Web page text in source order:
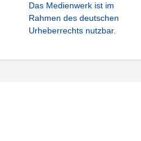
Das Medienwerk ist im
Rahmen des deutschen
Urheberrechts nutzbar.